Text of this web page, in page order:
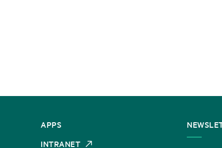
CONTATTATECI
APPS
INTRANET